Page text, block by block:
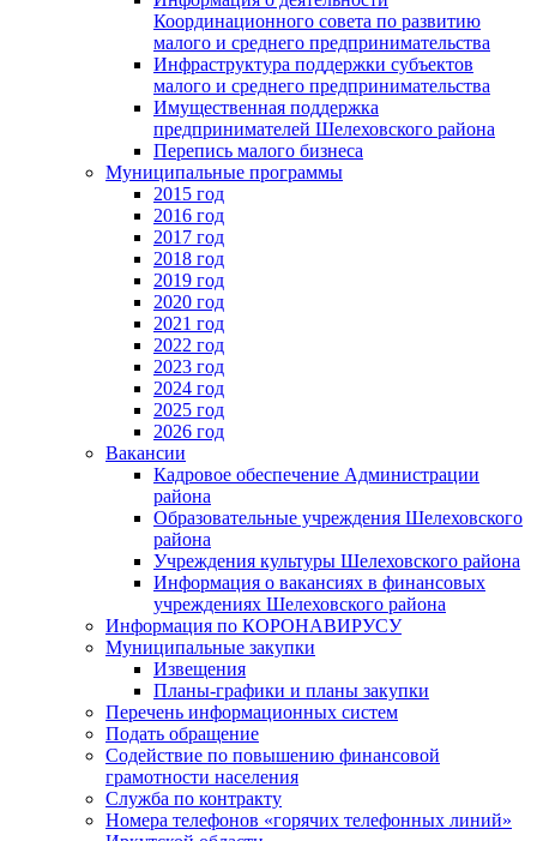
Координационного совета по развитию
малого и среднего предпринимательства
Инфраструктура поддержки субъектов
малого и среднего предпринимательства
Имущественная поддержка
предпринимателей Шелеховского района
Перепись малого бизнеса
Муниципальные программы
2015 год
2016 год
2017 год
2018 год
2019 год
2020 год
2021 год
2022 год
2023 год
2024 год
2025 год
2026 год
Вакансии
Кадровое обеспечение Администрации
района
Образовательные учреждения Шелеховского
района
Учреждения культуры Шелеховского района
Информация о вакансиях в финансовых
учреждениях Шелеховского района
Информация по КОРОНАВИРУСУ
Муниципальные закупки
Извещения
Планы-графики и планы закупки
Перечень информационных систем
Подать обращение
Содействие по повышению финансовой
грамотности населения
Служба по контракту
Номера телефонов «горячих телефонных линий»